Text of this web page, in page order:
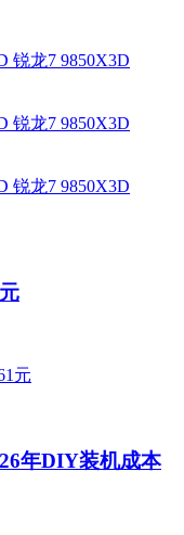
年DIY装机成本